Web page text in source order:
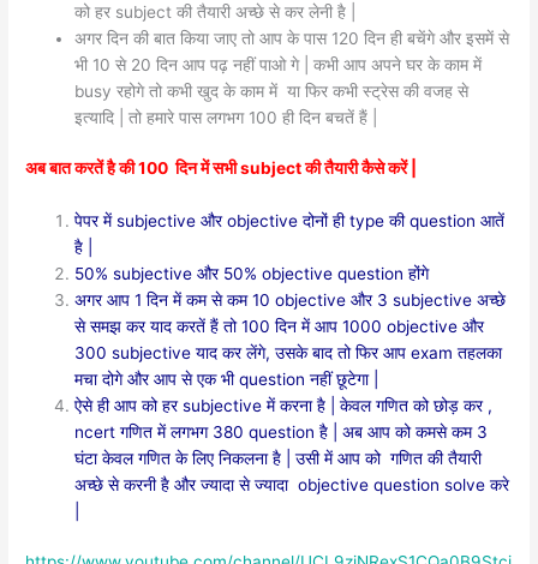
को हर subject की तैयारी अच्छे से कर लेनी है |
अगर दिन की बात किया जाए तो आप के पास 120 दिन ही बचेंगे और इसमें से
भी 10 से 20 दिन आप पढ़ नहीं पाओ गे | कभी आप अपने घर के काम में
busy रहोगे तो कभी खुद के काम में या फिर कभी स्ट्रेस की वजह से
इत्यादि | तो हमारे पास लगभग 100 ही दिन बचतें हैं |
अब बात करतें है की 100 दिन में सभी subject की तैयारी कैसे करें |
पेपर में subjective और objective दोनों ही type की question आतें
है |
50% subjective और 50% objective question होंगे
अगर आप 1 दिन में कम से कम 10 objective और 3 subjective अच्छे
से समझ कर याद करतें हैं तो 100 दिन में आप 1000 objective और
300 subjective याद कर लेंगे, उसके बाद तो फिर आप exam तहलका
मचा दोगे और आप से एक भी question नहीं छूटेगा |
ऐसे ही आप को हर subjective में करना है | केवल गणित को छोड़ कर ,
ncert गणित में लगभग 380 question है | अब आप को कमसे कम 3
घंटा केवल गणित के लिए निकलना है | उसी में आप को गणित की तैयारी
अच्छे से करनी है और ज्यादा से ज्यादा objective question solve करे